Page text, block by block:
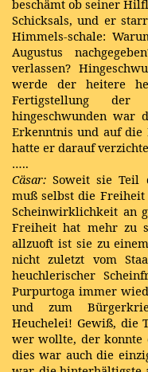
beschämt ob seiner
Schicksals, und er
Himmels-schale:
Augustus
verlassen?
werde der heitere
Fertigstellung
hingeschwunden war
Erkenntnis und auf
hatte er darauf
…..
Cäsar: Soweit sie Teil
muß selbst die
Scheinwirklichkeit an
Freiheit hat mehr zu
allzuoft ist sie zu
nicht zuletzt vom
heuchlerischer
Purpurtoga immer
und zum
Heuchelei! Gewiß, die
wer wollte, der konnte
dies war auch die